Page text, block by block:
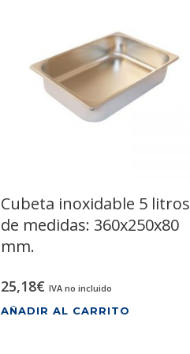
Cubeta inoxidable 5 litros
de medidas: 360x250x80
mm.
25,18€ IVA no incluido
AÑADIR AL CARRITO